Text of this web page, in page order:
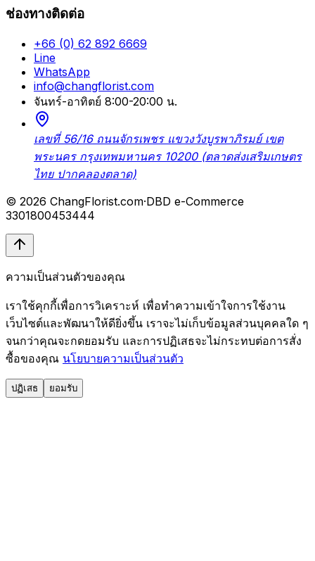
ช่องทางติดต่อ
+66 (0) 62 892 6669
Line
WhatsApp
info@changflorist.com
จันทร์-อาทิตย์ 8:00-20:00 น.
เลขที่ 56/16 ถนนจักรเพชร แขวงวังบูรพาภิรมย์ เขต
พระนคร กรุงเทพมหานคร 10200 (ตลาดส่งเสริมเกษตร
ไทย ปากคลองตลาด)
© 2026 ChangFlorist.com·DBD e-Commerce
3301800453444
ความเป็นส่วนตัวของคุณ
เราใช้คุกกี้เพื่อการวิเคราะห์ เพื่อทำความเข้าใจการใช้งาน
เว็บไซต์และพัฒนาให้ดียิ่งขึ้น เราจะไม่เก็บข้อมูลส่วนบุคคลใด ๆ
จนกว่าคุณจะกดยอมรับ และการปฏิเสธจะไม่กระทบต่อการสั่ง
ซื้อของคุณ นโยบายความเป็นส่วนตัว
ปฏิเสธ ยอมรับ